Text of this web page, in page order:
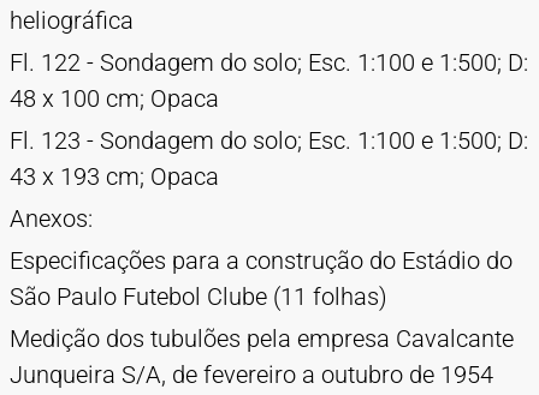
heliográfica
Fl. 122 - Sondagem do solo; Esc. 1:100 e 1:500; D:
48 x 100 cm; Opaca
Fl. 123 - Sondagem do solo; Esc. 1:100 e 1:500; D:
43 x 193 cm; Opaca
Anexos:
Especificações para a construção do Estádio do
São Paulo Futebol Clube (11 folhas)
Medição dos tubulões pela empresa Cavalcante
Junqueira S/A, de fevereiro a outubro de 1954